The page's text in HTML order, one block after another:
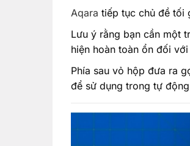
Aqara tiếp tục chủ đề tối
Lưu ý rằng bạn cần một
hiện hoàn toàn ổn đối
Phía sau vỏ hộp đưa ra
để sử dụng trong tự